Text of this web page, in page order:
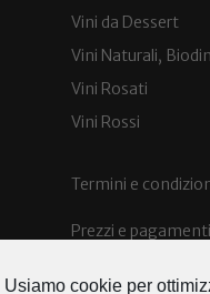
Vini da Dessert
Vini Naturali,
Vini Rosati
Vini Rossi
Termini e
Prezzi e pagamenti
Spedizioni e costi
Usiamo cookie per